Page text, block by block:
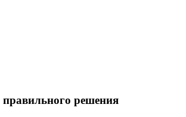
правильного решения